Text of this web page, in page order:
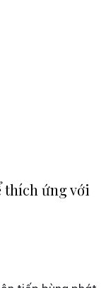
thích ứng với